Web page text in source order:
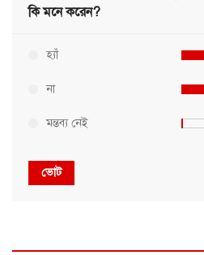
কি মনে করেন?
হ্যাঁ
না
মন্তব্য নেই
ভোট